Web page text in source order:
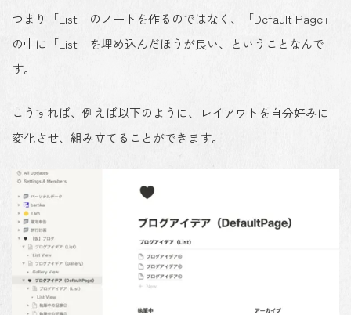
つまり 「List」のノートを作るのではなく 、
「Default Page」
の中に「List」を埋め込んだほうが良い、ということなんで
す。
こうすれば、例えば以下のように、レイアウトを自分好みに
変化させ、組み立てることができます。